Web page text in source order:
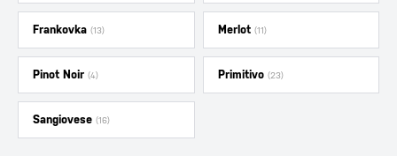
Frankovka (13) Merlot (11)
Pinot Noir (4) Primitivo (23)
Sangiovese (16)